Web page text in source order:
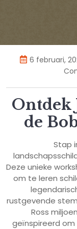
6 februari,
Ontdek
de
Stap
Deze unieke
om te leren
rustgevende
Ross
geïnspireerd